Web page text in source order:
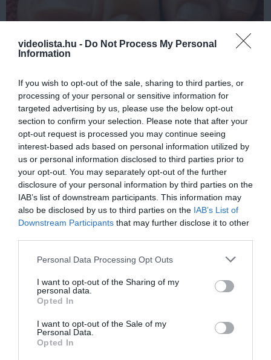
videolista.hu - Do Not Process My Personal
Information
If you wish to opt-out of the sale, sharing to third parties, or
processing of your personal or sensitive information for
targeted advertising by us, please use the below opt-out
section to confirm your selection. Please note that after your
opt-out request is processed you may continue seeing
interest-based ads based on personal information utilized by
us or personal information disclosed to third parties prior to
your opt-out. You may separately opt-out of the further
disclosure of your personal information by third parties on the
IAB’s list of downstream participants. This information may
also be disclosed by us to third parties on the IAB’s List of
Downstream Participants that may further disclose it to other
Please note that this website/app uses one or more Google
not limited to your visit or usage behaviour. You may click to
grant or deny consent to Google and its third-party tags to
use your data for below specified purposes in below Google
consent section.
Personal Data Processing Opt Outs
I want to opt-out of the Sharing of my
personal data.
Opted In
I want to opt-out of the Sale of my
Personal Data.
Opted In
Fungus Is A Parasite, And It Dies From A Drop Of
Plain...
More
336 59 129
10 h 32 min
This Simple Trick Removes All Parasites From
Your Body!